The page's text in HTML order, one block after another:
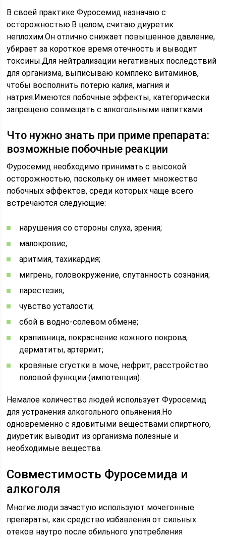
В своей практике Фуросемид назначаю с
осторожностью.В целом, считаю диуретик
неплохим.Он отлично снижает повышенное давление,
убирает за короткое время отечность и выводит
токсины.Для нейтрализации негативных последствий
для организма, выписываю комплекс витаминов,
чтобы восполнить потерю калия, магния и
натрия.Имеются побочные эффекты, категорически
запрещено совмещать с алкогольными напитками.
Что нужно знать при приме препарата:
возможные побочные реакции
Фуросемид необходимо принимать с высокой
осторожностью, поскольку он имеет множество
побочных эффектов, среди которых чаще всего
встречаются следующие:
нарушения со стороны слуха, зрения;
малокровие;
аритмия, тахикардия;
мигрень, головокружение, спутанность сознания;
парестезия;
чувство усталости;
сбой в водно-солевом обмене;
крапивница, покраснение кожного покрова,
дерматиты, артериит;
кровяные сгустки в моче, нефрит, расстройство
половой функции (импотенция).
Немалое количество людей использует Фуросемид
для устранения алкогольного опьянения.Но
одновременно с ядовитыми веществами спиртного,
диуретик выводит из организма полезные и
необходимые вещества.
Совместимость Фуросемида и
алкоголя
Многие люди зачастую используют мочегонные
препараты, как средство избавления от сильных
отеков наутро после обильного употребления